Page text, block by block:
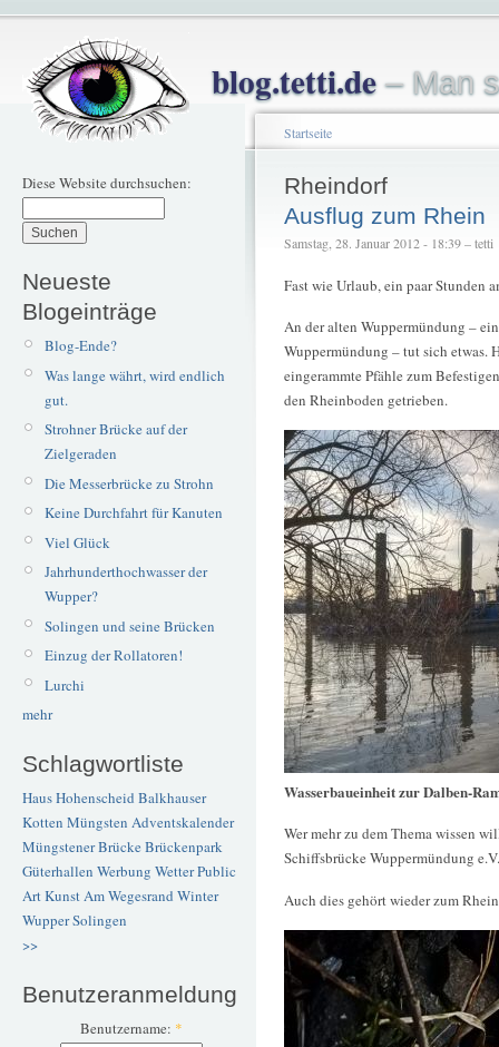
blog.tetti.de– Man
Diese Website durchsuchen:
Neueste
Blogeinträge
Blog-Ende?
Was lange währt, wird endlich
gut.
Strohner Brücke auf der
Zielgeraden
Die Messerbrücke zu Strohn
Keine Durchfahrt für Kanuten
Viel Glück
Jahrhunderthochwasser der
Wupper?
Solingen und seine Brücken
Einzug der Rollatoren!
Lurchi
mehr
Schlagwortliste
Haus Hohenscheid Balkhauser
Kotten Müngsten Adventskalender
Müngstener BrückeBrückenpark
Güterhallen Werbung WetterPublic
ArtKunstAm Wegesrand Winter
WupperSolingen
>>
Benutzeranmeldung
Benutzername: *
Startseite
Rheindorf
Ausflug zum Rhein
Samstag, 28. Januar 2012 - 18:39 – tetti
Fast wie Urlaub, ein paar Stunden
An der alten Wuppermündung –
Wuppermündung – tut sich etwas.
eingerammte Pfähle zum
den Rheinboden getrieben.
Wasserbaueinheit zur Dalben-
Wer mehr zu dem Thema wissen
Schiffsbrücke Wuppermündung
Auch dies gehört wieder zum